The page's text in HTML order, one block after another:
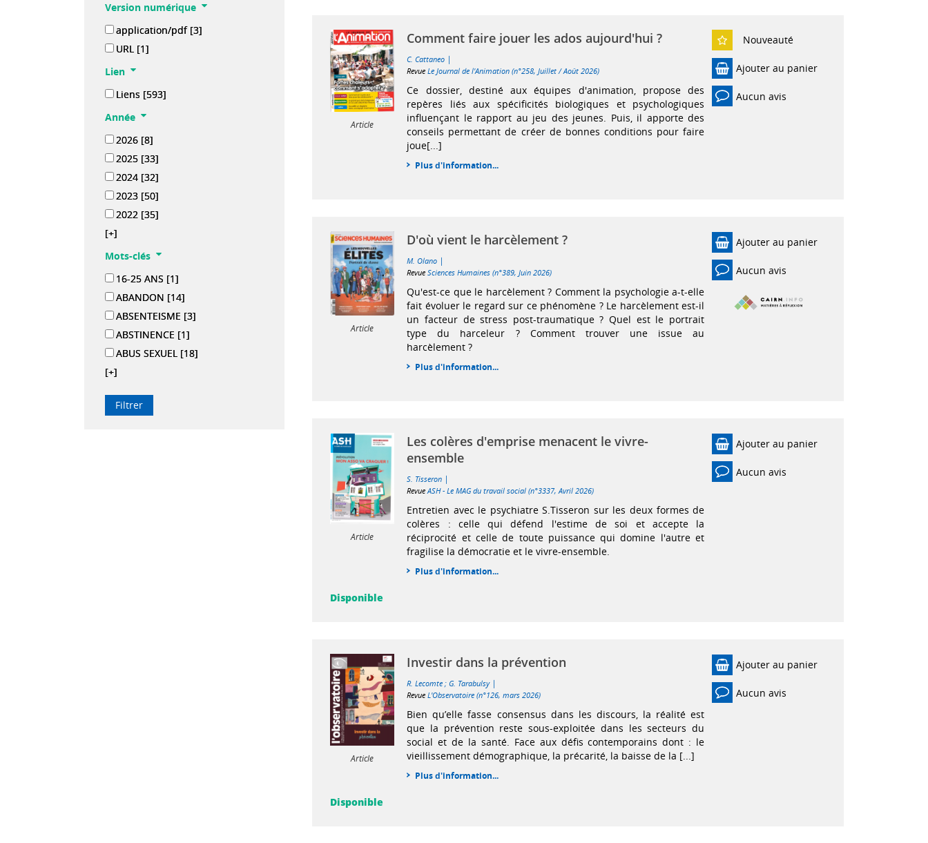
Version numérique
application/pdf [3]
URL [1]
Lien
Liens [593]
Année
2026 [8]
2025 [33]
2024 [32]
2023 [50]
2022 [35]
[+]
Mots-clés
16-25 ANS [1]
ABANDON [14]
ABSENTEISME [3]
ABSTINENCE [1]
ABUS SEXUEL [18]
[+]
Article
Comment faire jouer les ados aujourd'hui ?
C. Cattaneo |
RevueLe Journal de l'Animation (n°258, Juillet / Août 2026)
Ce dossier, destiné aux équipes d'animation, propose des
repères liés aux spécificités biologiques et psychologiques
influençant le rapport au jeu des jeunes. Puis, il apporte des
conseils permettant de créer de bonnes conditions pour faire
joue[...]
Plus d'information...
Nouveauté
Ajouter au panier
Aucun avis
Article
D'où vient le harcèlement ?
M. Olano |
RevueSciences Humaines (n°389, Juin 2026)
Qu'est-ce que le harcèlement ? Comment la psychologie a-t-elle
fait évoluer le regard sur ce phénomène ? Le harcèlement est-il
un facteur de stress post-traumatique ? Quel est le portrait
type du harceleur ? Comment trouver une issue au
harcèlement ?
Plus d'information...
Ajouter au panier
Aucun avis
Article
Les colères d'emprise menacent le vivre-
ensemble
S. Tisseron |
RevueASH - Le MAG du travail social (n°3337, Avril 2026)
Entretien avec le psychiatre S.Tisseron sur les deux formes de
colères : celle qui défend l'estime de soi et accepte la
réciprocité et celle de toute puissance qui domine l'autre et
fragilise la démocratie et le vivre-ensemble.
Plus d'information...
Ajouter au panier
Aucun avis
Disponible
Article
Investir dans la prévention
R. Lecomte ;G. Tarabulsy |
RevueL'Observatoire (n°126, mars 2026)
Bien qu’elle fasse consensus dans les discours, la réalité est
que la prévention reste sous-exploitée dans les secteurs du
social et de la santé. Face aux défis contemporains dont : le
vieillissement démographique, la précarité, la baisse de la [...]
Plus d'information...
Ajouter au panier
Aucun avis
Disponible